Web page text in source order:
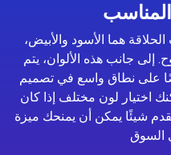
المناسب
هما الأسود والأبيض،
جانب هذه الألوان، يتم
على نطاق واسع في تصميم
اختيار لون مختلف إذا كان
شيئًا يمكن أن يمنحك ميزة